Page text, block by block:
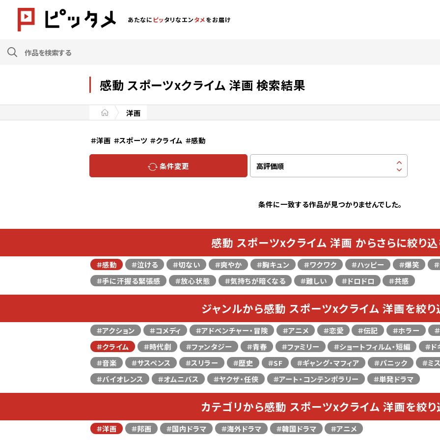
あたなに ピッタリなエンタメをお届け
感動 スポーツxクライム 洋画 検索結果
洋画
＃洋画 ＃スポーツ ＃クライム ＃感動
条件変更
条件に一致する作品が見つかりませんでした。
感動 スポーツxクライム 洋画 からさらに絞り
＃感動 ＃泣ける ＃切ない ＃爽やか ＃胸キュン ＃ワクワク ＃ハッピー ＃爆笑
＃手に汗握る緊張感
＃放心状態 ＃気持ちが暗くなる ＃難しい ＃ドロドロ ＃共感
ジャンルから感動 スポーツxクライム 洋画を絞
＃アクション ＃コメディ ＃アドベンチャー・冒険 ＃アニメ ＃恋愛 ＃伝記 ＃ホラー
＃クライム
＃時代劇 ＃ファンタジー ＃青春 ＃ファミリー ＃ショートフィルム・短編
＃
＃音楽
＃サスペンス ＃スリラー ＃歴史 ＃SF ＃ギャング・マフィア ＃パニック
＃ミ
＃バイオレンス
＃オムニバス ＃ヤクザ・任侠 ＃アート・コンテンポラリー ＃単発ドラマ
カテゴリから感動 スポーツxクライム 洋画を絞
＃洋画 ＃邦画 ＃国内ドラマ ＃海外ドラマ ＃韓国ドラマ ＃アニメ